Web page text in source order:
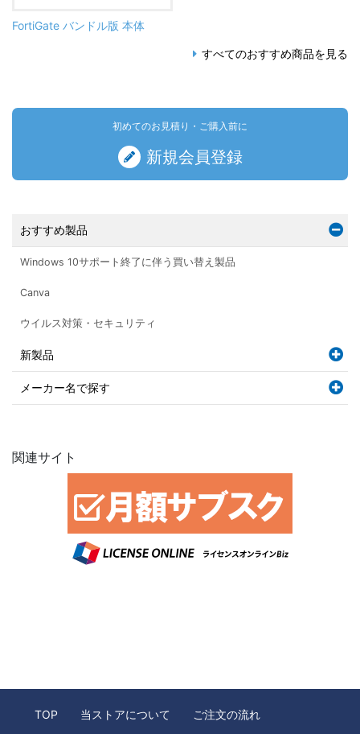
FortiGate バンドル版 本体
すべてのおすすめ商品を見る
初めてのお見積り・ご購入前に
新規会員登録
おすすめ製品
Windows 10サポート終了に伴う買い替え製品
Canva
ウイルス対策・セキュリティ
新製品
メーカー名で探す
関連サイト
TOP 当ストアについて ご注文の流れ